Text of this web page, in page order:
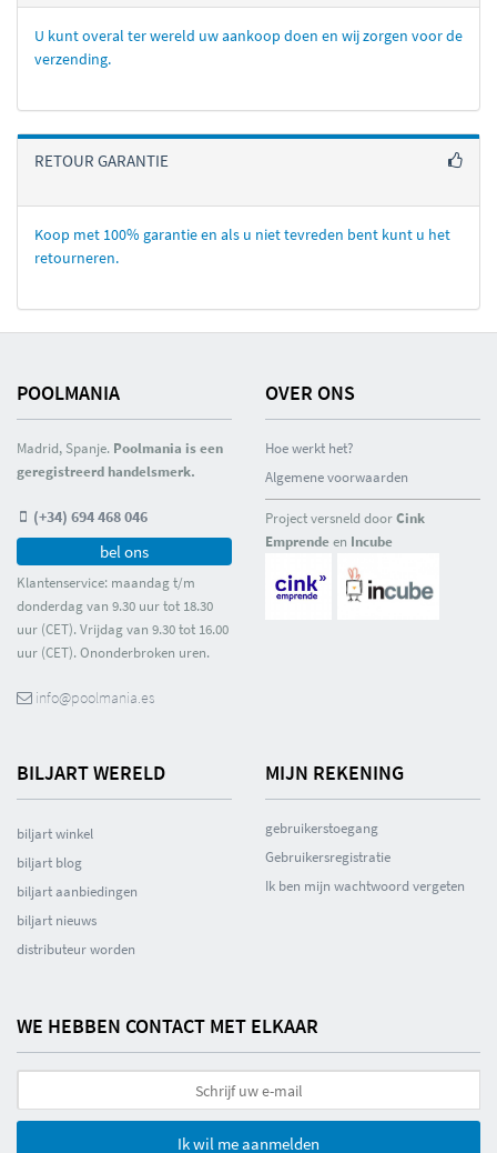
U kunt overal ter wereld uw aankoop doen en wij zorgen voor de
verzending.
RETOUR GARANTIE
Koop met 100% garantie en als u niet tevreden bent kunt u het
retourneren.
POOLMANIA
Madrid, Spanje. Poolmania is een
geregistreerd handelsmerk.
(+34) 694 468 046
bel ons
Klantenservice: maandag t/m
donderdag van 9.30 uur tot 18.30
uur (CET). Vrijdag van 9.30 tot 16.00
uur (CET). Ononderbroken uren.
info@poolmania.es
OVER ONS
Hoe werkt het?
Algemene voorwaarden
Project versneld doorCink
Emprendeen Incube
BILJART WERELD
biljart winkel
biljart blog
biljart aanbiedingen
biljart nieuws
distributeur worden
MIJN REKENING
gebruikerstoegang
Gebruikersregistratie
Ik ben mijn wachtwoord vergeten
WE HEBBEN CONTACT MET ELKAAR
Ik wil me aanmelden